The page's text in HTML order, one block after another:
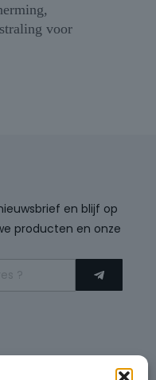
voor
en blijf op
producten en onze